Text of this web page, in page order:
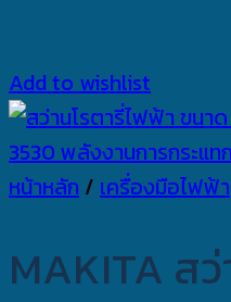
Add to wishlist
หน้าหลัก / เครื่องมือไฟฟ้า
MAKITA ส